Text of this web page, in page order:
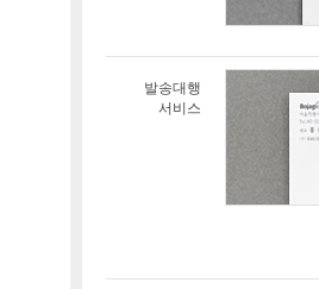
발송대행
서비스